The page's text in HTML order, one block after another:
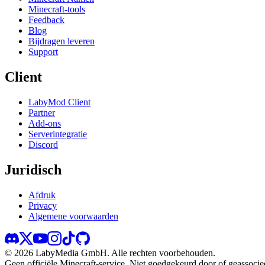
Minecraft-tools
Feedback
Blog
Bijdragen leveren
Support
Client
LabyMod Client
Partner
Add-ons
Serverintegratie
Discord
Juridisch
Afdruk
Privacy
Algemene voorwaarden
© 2026 LabyMedia GmbH. Alle rechten voorbehouden.